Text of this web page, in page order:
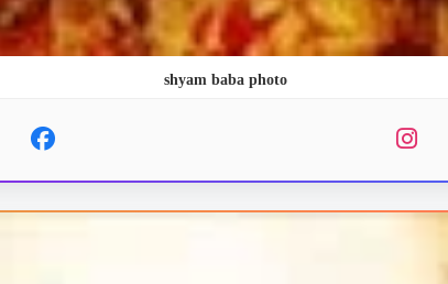
shyam baba photo